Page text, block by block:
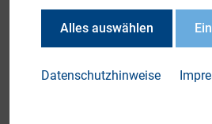
about 85 percent
company’s
Download this
Alles auswählen
Datenschutzhinweise